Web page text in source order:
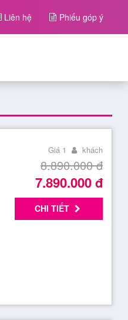
Liên hệ Phiếu góp ý
Giá 1 khách
8.890.000đ
7.890.000đ
CHI TIẾT